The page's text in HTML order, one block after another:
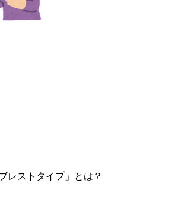
レストタイプ」とは？